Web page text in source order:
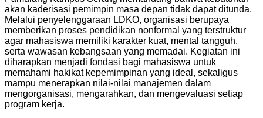
akan kaderisasi pemimpin masa depan tidak dapat ditunda.
Melalui penyelenggaraan LDKO, organisasi berupaya
memberikan proses pendidikan nonformal yang terstruktur
agar mahasiswa memiliki karakter kuat, mental tangguh,
serta wawasan kebangsaan yang memadai. Kegiatan ini
diharapkan menjadi fondasi bagi mahasiswa untuk
memahami hakikat kepemimpinan yang ideal, sekaligus
mampu menerapkan nilai-nilai manajemen dalam
mengorganisasi, mengarahkan, dan mengevaluasi setiap
program kerja.